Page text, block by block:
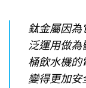
鈦金屬因為
泛運用做為
桶飲水機的
變得更加安